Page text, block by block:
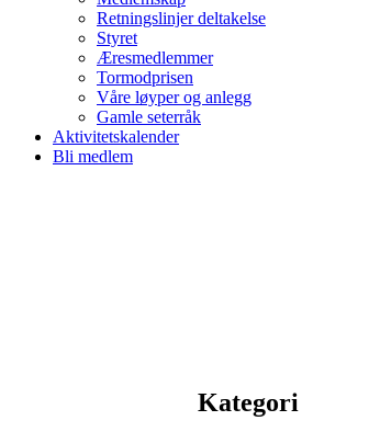
Retningslinjer deltakelse
Styret
Æresmedlemmer
Tormodprisen
Våre løyper og anlegg
Gamle seterråk
Aktivitetskalender
Bli medlem
Kategori